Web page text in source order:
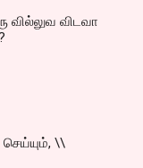
விடவா
\\